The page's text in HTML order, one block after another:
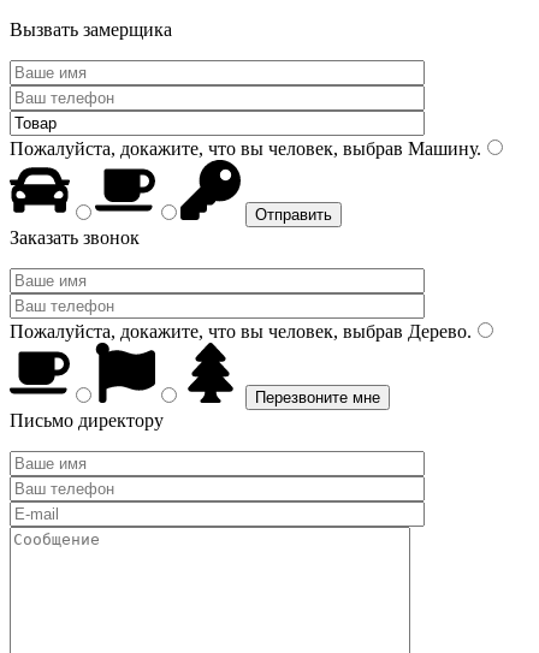
Вызвать замерщика
Пожалуйста, докажите, что вы человек, выбрав Машину.
Заказать звонок
Пожалуйста, докажите, что вы человек, выбрав Дерево.
Письмо директору